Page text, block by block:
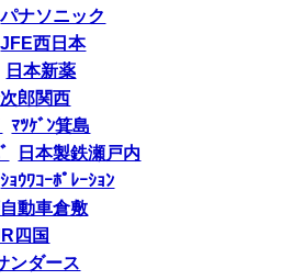
パナソニック
JFE西日本
日本新薬
郎関西
ﾏﾂｹﾞﾝ箕島
日本製鉄瀬戸内
ｼｮｳﾜｺｰﾎﾟﾚｰｼｮﾝ
動車倉敷
四国
ンダース